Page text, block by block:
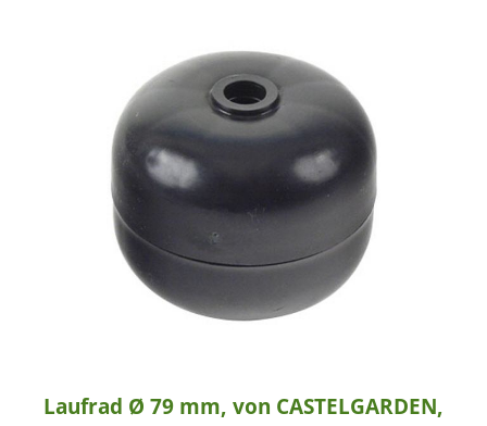
Laufrad Ø 79 mm, von CASTELGARDEN,